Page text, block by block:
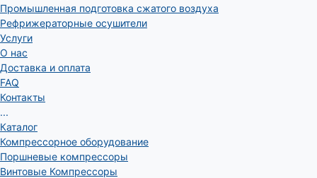
Промышленная подготовка сжатого воздуха
Рефрижераторные осушители
Услуги
О нас
Доставка и оплата
FAQ
Контакты
...
Каталог
Компрессорное оборудование
Поршневые компрессоры
Винтовые Компрессоры